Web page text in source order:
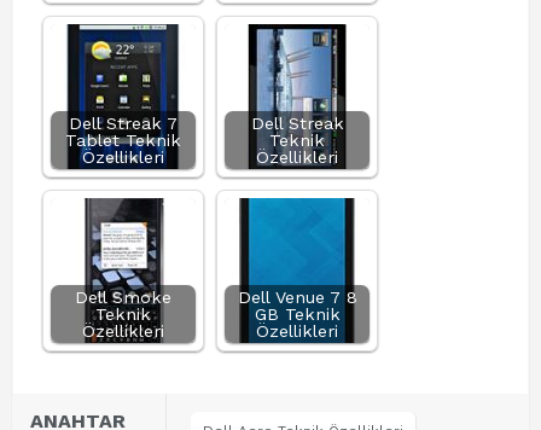
Dell Streak 7
Tablet Teknik
Özellikleri
Dell Streak
Teknik
Özellikleri
Dell Smoke
Teknik
Özellikleri
Dell Venue 7 8
GB Teknik
Özellikleri
ANAHTAR